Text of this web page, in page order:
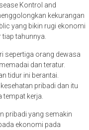
Kontrol and
kekurangan
yang bikin rugi ekonomi
tahunnya.
sepertiga orang dewasa
dan teratur.
tidur ini berantai.
pribadi dan itu
kerja.
pribadi yang semakin
ekonomi pada